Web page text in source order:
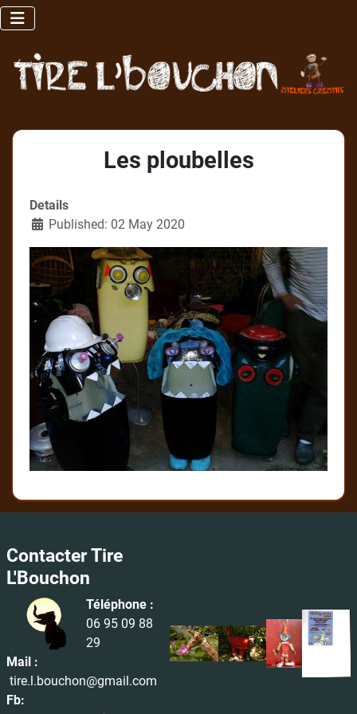
Les ploubelles
Details
Published: 02 May 2020
Contacter Tire
L'Bouchon
Téléphone :
06 95 09 88
29
Mail :
tire.l.bouchon@gmail.com
Fb: